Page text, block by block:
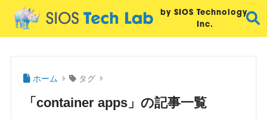
by SIOS Technology,
Inc.
ホーム タグ
「container apps」の記事一覧